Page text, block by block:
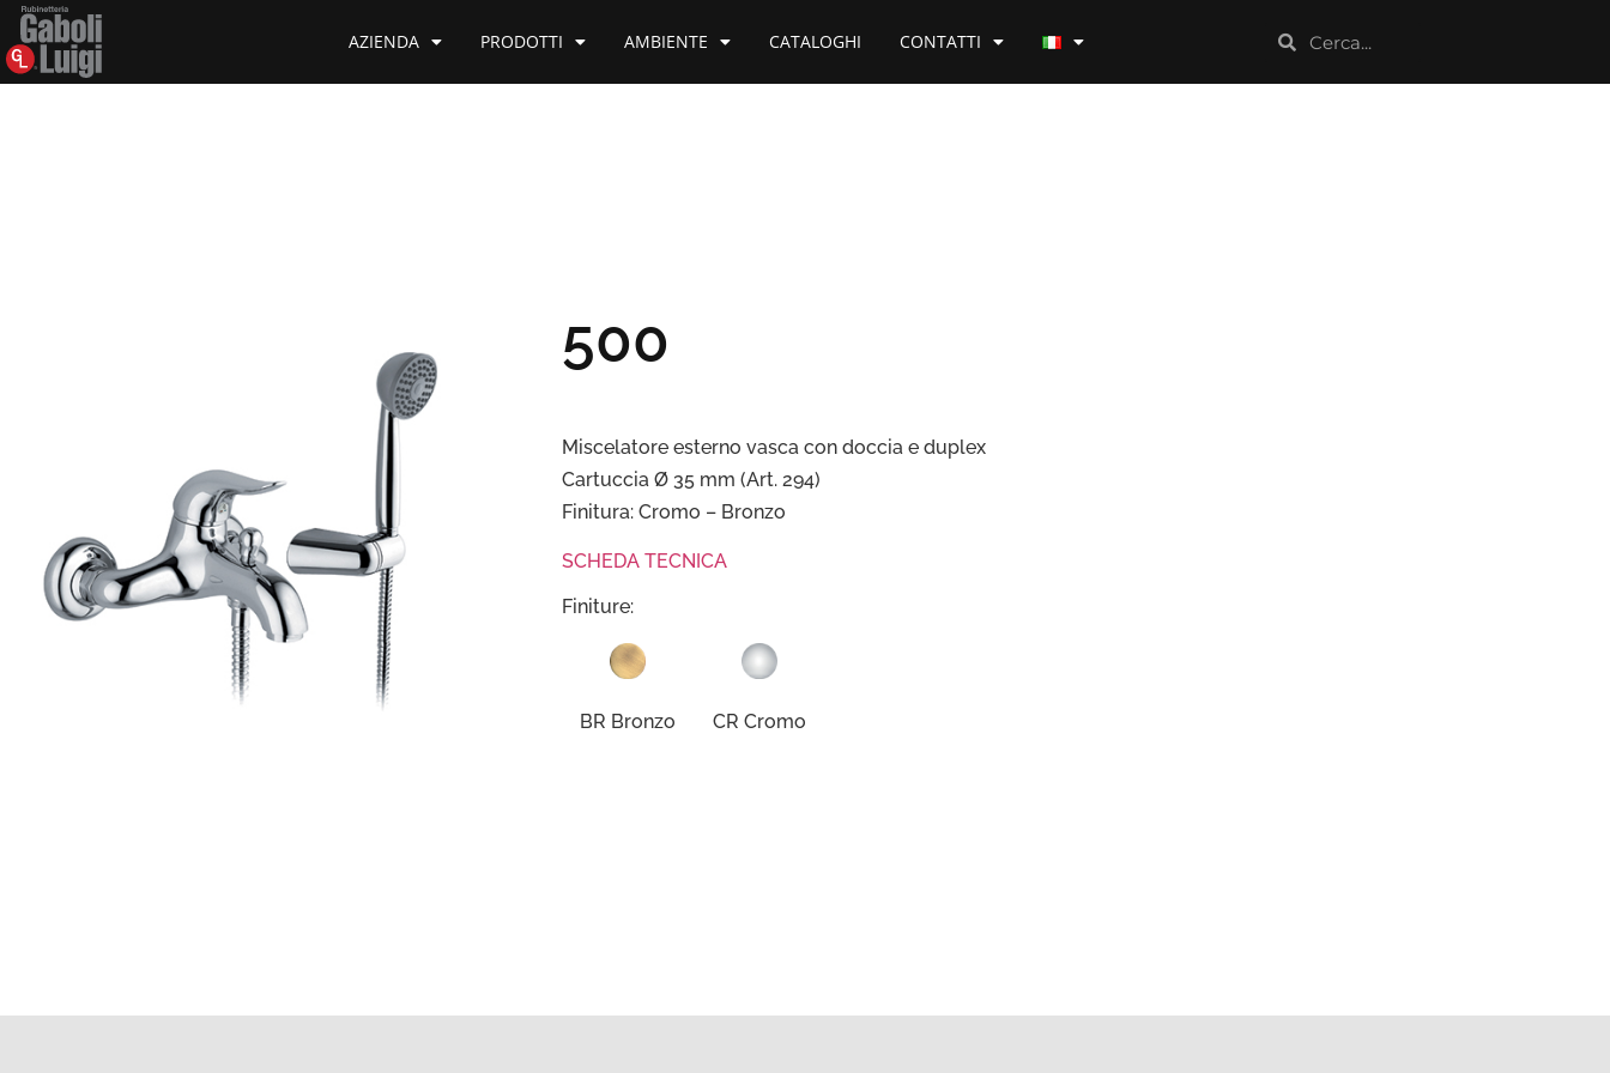
AZIENDA PRODOTTI AMBIENTE CATALOGHI CONTATTI
500
Miscelatore esterno vasca con doccia e duplex
Cartuccia Ø 35 mm (Art. 294)
Finitura: Cromo – Bronzo
SCHEDA TECNICA
Finiture:
BR Bronzo CR Cromo